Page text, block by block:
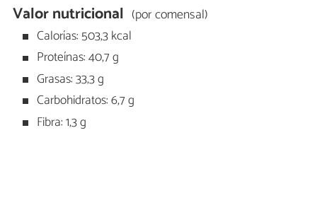
Valor nutricional (por comensal)
Calorías: 503,3 kcal
Proteínas: 40,7 g
Grasas: 33,3 g
Carbohidratos: 6,7 g
Fibra: 1,3 g